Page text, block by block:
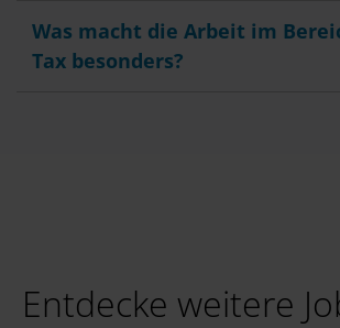
Was macht die Arbeit im
Tax besonders?
Entdecke weitere